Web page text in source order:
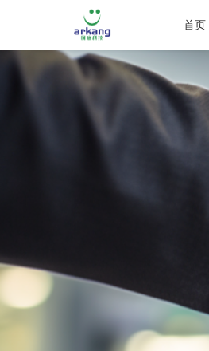
首页